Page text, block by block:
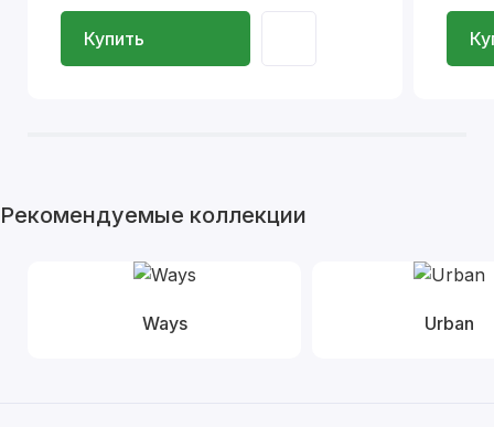
Купить
Рекомендуемые коллекции
Ways Urban